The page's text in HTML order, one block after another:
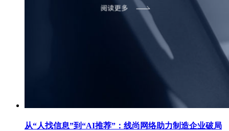
从“人找信息”到“AI推荐”：线尚网络助力制造企业破局